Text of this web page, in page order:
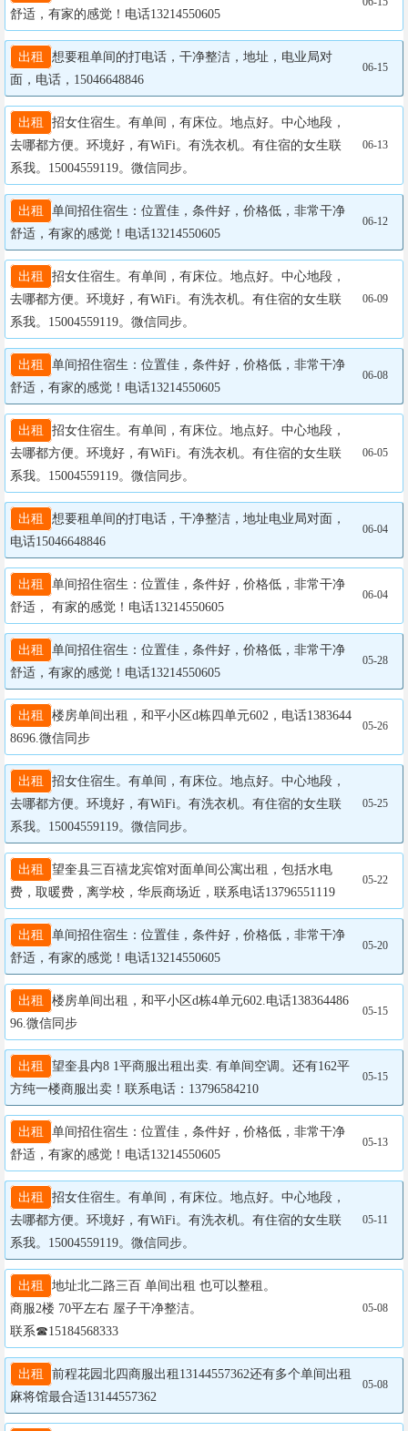
舒适，有家的感觉！电话13214550605
出租
想要租单间的打电话，干净整洁，地址，电业局对
面，电话，15046648846
06-15
出租
招女住宿生。有单间，有床位。地点好。中心地段，
去哪都方便。环境好，有WiFi。有洗衣机。有住宿的女生联
系我。15004559119。微信同步。
06-13
出租
单间招住宿生：位置佳，条件好，价格低，非常干净
舒适，有家的感觉！电话13214550605
06-12
出租
招女住宿生。有单间，有床位。地点好。中心地段，
去哪都方便。环境好，有WiFi。有洗衣机。有住宿的女生联
系我。15004559119。微信同步。
06-09
出租
单间招住宿生：位置佳，条件好，价格低，非常干净
舒适，有家的感觉！电话13214550605
06-08
出租
招女住宿生。有单间，有床位。地点好。中心地段，
去哪都方便。环境好，有WiFi。有洗衣机。有住宿的女生联
系我。15004559119。微信同步。
06-05
出租
想要租单间的打电话，干净整洁，地址电业局对面，
电话15046648846
06-04
出租
单间招住宿生：位置佳，条件好，价格低，非常干净
舒适， 有家的感觉！电话13214550605
06-04
出租
单间招住宿生：位置佳，条件好，价格低，非常干净
舒适，有家的感觉！电话13214550605
05-28
出租
楼房单间出租，和平小区d栋四单元602，电话1383644
8696.微信同步
05-26
出租
招女住宿生。有单间，有床位。地点好。中心地段，
去哪都方便。环境好，有WiFi。有洗衣机。有住宿的女生联
系我。15004559119。微信同步。
05-25
出租
望奎县三百禧龙宾馆对面单间公寓出租，包括水电
费，取暖费，离学校，华辰商场近，联系电话13796551119
05-22
出租
单间招住宿生：位置佳，条件好，价格低，非常干净
舒适，有家的感觉！电话13214550605
05-20
出租
楼房单间出租，和平小区d栋4单元602.电话138364486
96.微信同步
05-15
出租
望奎县内8 1平商服出租出卖. 有单间空调。还有162平
方纯一楼商服出卖！联系电话：13796584210
05-15
出租
单间招住宿生：位置佳，条件好，价格低，非常干净
舒适，有家的感觉！电话13214550605
05-13
出租
招女住宿生。有单间，有床位。地点好。中心地段，
去哪都方便。环境好，有WiFi。有洗衣机。有住宿的女生联
系我。15004559119。微信同步。
05-11
出租
地址北二路三百 单间出租 也可以整租。
商服2楼 70平左右 屋子干净整洁。
联系☎15184568333
05-08
出租
前程花园北四商服出租13144557362还有多个单间出租
麻将馆最合适13144557362
05-08